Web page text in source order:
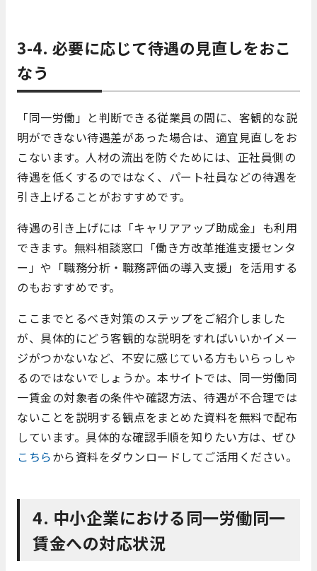
3-4. 必要に応じて待遇の見直しをおこ
なう
「同一労働」と判断できる従業員の間に、客観的な説
明ができない待遇差があった場合は、適宜見直しをお
こないます。人材の流出を防ぐためには、正社員側の
待遇を低くするのではなく、パート社員などの待遇を
引き上げることがおすすめです。
待遇の引き上げには「キャリアアップ助成金」も利用
できます。無料相談窓口「働き方改革推進支援センタ
ー」や「職務分析・職務評価の導入支援」を活用する
のもおすすめです。
ここまでとるべき対策のステップをご紹介しました
が、具体的にどう客観的な説明をすればいいかイメー
ジがつかないなど、不安に感じている方もいらっしゃ
るのではないでしょうか。本サイトでは、同一労働同
一賃金の対象者の条件や確認方法、待遇が不合理では
ないことを説明する観点をまとめた資料を無料で配布
しています。具体的な確認手順を知りたい方は、ぜひ
こちらから資料をダウンロードしてご活用ください。
4. 中小企業における同一労働同一
賃金への対応状況